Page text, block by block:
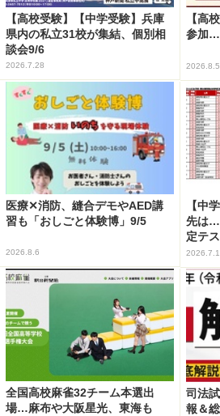
【高校受験】【中学受験】兵庫
県内の私立31校が集結、個別相
談会9/6
2026.7.28
【高
参加…
2026.8.5
医療✕消防、縫合デモやAED講
習も「おしごと体験博」9/5
2026.8.6
【中
先は…
定テ
全国高校麻雀32チーム本選出
場…麻布や大阪星光、東海も
司法
報＆